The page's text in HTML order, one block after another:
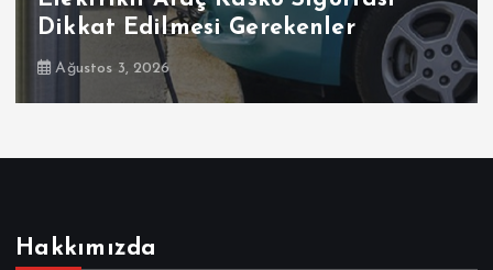
Dikkat
Temmuz 30, 2026
Hakkımızda